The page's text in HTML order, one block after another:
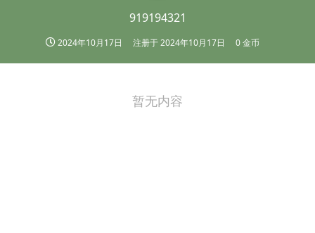
919194321
2024年10月17日 注册于2024年10月17日 0 金币
暂无内容